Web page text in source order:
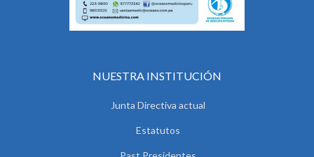
NUESTRA INSTITUCIÓN
Junta Directiva actual
Estatutos